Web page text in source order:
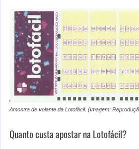
Amostra de volante da Lotofácil. (Imagem:
Quanto custa apostar na Lotofácil?